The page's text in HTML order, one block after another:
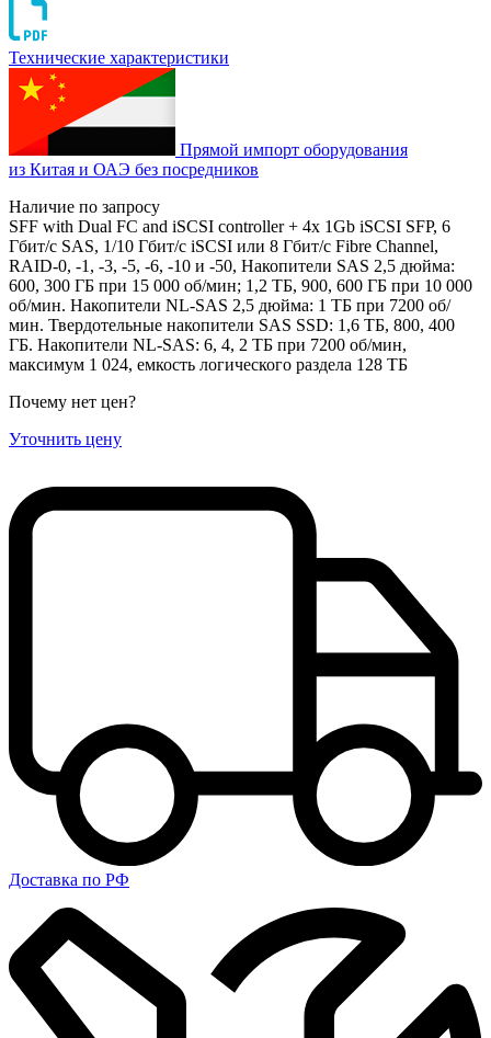
Технические характеристики
Прямой импорт оборудования
из Китая и ОАЭ без посредников
Наличие по запросу
SFF with Dual FC and iSCSI controller + 4x 1Gb iSCSI SFP, 6
Гбит/с SAS, 1/10 Гбит/с iSCSI или 8 Гбит/с Fibre Channel,
RAID-0, -1, -3, -5, -6, -10 и -50, Накопители SAS 2,5 дюйма:
600, 300 ГБ при 15 000 об/мин; 1,2 ТБ, 900, 600 ГБ при 10 000
об/мин. Накопители NL-SAS 2,5 дюйма: 1 ТБ при 7200 об/
мин. Твердотельные накопители SAS SSD: 1,6 ТБ, 800, 400
ГБ. Накопители NL-SAS: 6, 4, 2 ТБ при 7200 об/мин,
максимум 1 024, емкость логического раздела 128 ТБ
Почему нет цен?
Уточнить цену
Доставка по РФ